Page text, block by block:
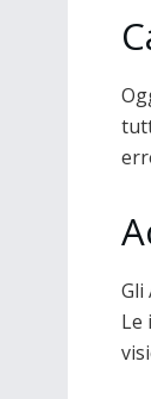
Gli
Le